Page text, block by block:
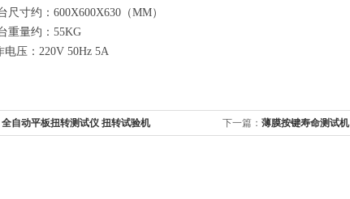
尺寸约：600X600X630（MM）
重量约：55KG
电压：220V 50Hz 5A
全自动平板扭转测试仪 扭转试验机 下一篇： 薄膜按键寿命测试机